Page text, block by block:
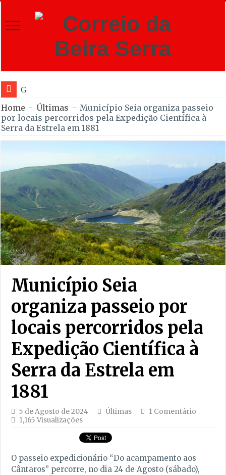
GNR de Gouveia d
Home - Últimas - Município Seia organiza passeio
por locais percorridos pela Expedição Científica à
Serra da Estrela em 1881
Município Seia
organiza passeio por
locais percorridos pela
Expedição Científica à
Serra da Estrela em
1881
5 de Agosto de 2024 Últimas
1 Comentário
1,165 Visualizações
O passeio expedicionário “Do acampamento aos
Cântaros” percorre, no dia 24 de Agosto (sábado),